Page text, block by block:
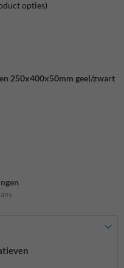
opties)
250x400x50mm geel/zwart